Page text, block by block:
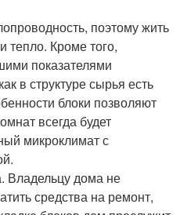
поэтому жить
тепло. Кроме того,
показателями
в структуре сырья есть
блоки позволяют
всегда будет
микроклимат с
Владельцу дома не
средства на ремонт,